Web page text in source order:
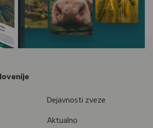
Dejavnosti zveze
Aktualno